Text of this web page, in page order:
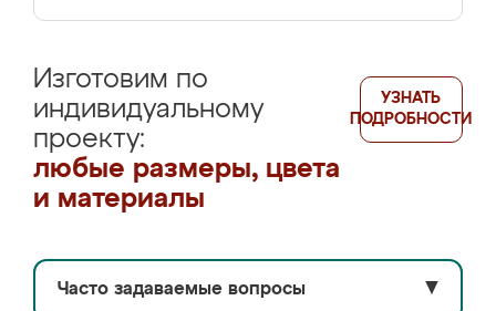
Изготовим по
индивидуальному
проекту:
любые размеры, цвета
и материалы
УЗНАТЬ
ПОДРОБНОСТИ
Часто задаваемые вопросы ▼